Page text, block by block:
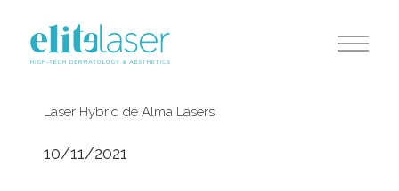
Láser Hybrid de Alma Lasers
10/11/2021